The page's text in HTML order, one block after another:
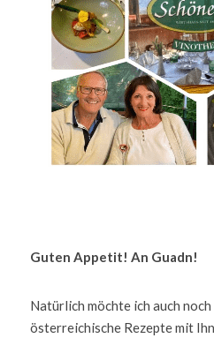
Guten Appetit! An Guadn!
Natürlich möchte ich auch
österreichische Rezepte mit